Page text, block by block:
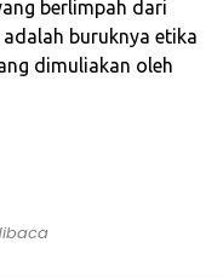
berlimpah dari
buruknya etika
dimuliakan oleh